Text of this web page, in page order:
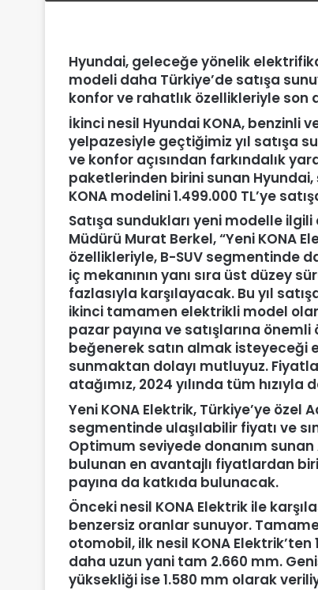
Hyundai, geleceğe yönelik
modeli daha Türkiye’de satışa
konfor ve rahatlık özellikleriyle son
İkinci nesil Hyundai KONA, benzinli
yelpazesiyle geçtiğimiz yıl satışa
ve konfor açısından farkındalık
paketlerinden birini sunan
KONA modelini 1.499.000 TL’ye
Satışa sundukları yeni modelle
Müdürü Murat Berkel, “Yeni KONA
özellikleriyle, B-SUV segmentinde
iç mekanının yanı sıra üst düzey
fazlasıyla karşılayacak. Bu yıl
ikinci tamamen elektrikli model olan
pazar payına ve satışlarına
beğenerek satın almak isteyeceği
sunmaktan dolayı mutluyuz.
atağımız, 2024 yılında tüm
Yeni KONA Elektrik, Türkiye’ye özel
segmentinde ulaşılabilir fiyatı ve
Optimum seviyede donanım
bulunan en avantajlı fiyatlardan
payına da katkıda bulunacak.
Önceki nesil KONA Elektrik ile
benzersiz oranlar sunuyor.
otomobil, ilk nesil KONA
daha uzun yani tam 2.660 mm.
yüksekliği ise 1.580 mm olarak